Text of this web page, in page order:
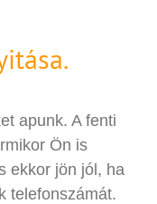
apunk. A fenti
Ön is
ekkor jön jól, ha
telefonszámát.